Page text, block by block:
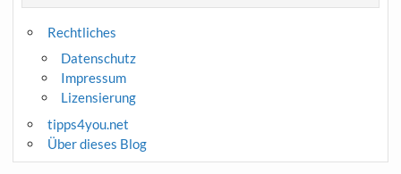
Rechtliches
Datenschutz
Impressum
Lizensierung
tipps4you.net
Über dieses Blog